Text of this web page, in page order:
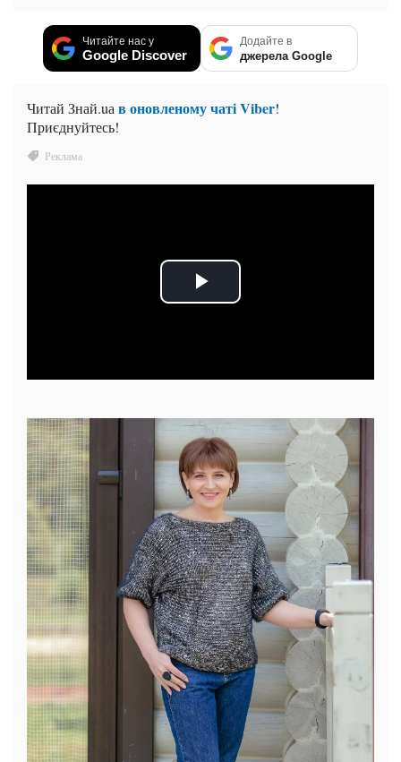
Читайте нас у
Google Discover
Додайте в
джерела Google
Читай Знай.uав оновленому чаті Viber!
Приєднуйтесь!